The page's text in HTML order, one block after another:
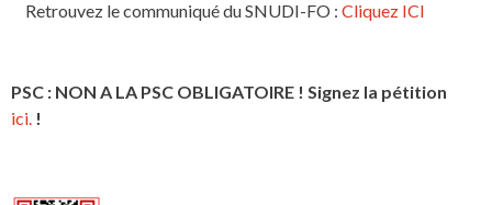
Retrouvez le communiqué du SNUDI-FO : Cliquez ICI
PSC : NON A LA PSC OBLIGATOIRE ! Signez la pétition
ici. !